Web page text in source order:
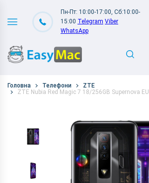
Пн-Пт: 10:00-17:00, Сб:10:00-
15:00 Telegram Viber
WhatsApp
Головна Телефони
ZTE
ZTE Nubia Red Magic 7 18/256GB Supernova EU